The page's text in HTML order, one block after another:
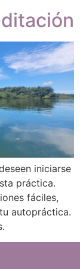
iniciarse
práctica.
fáciles,
autopráctica.